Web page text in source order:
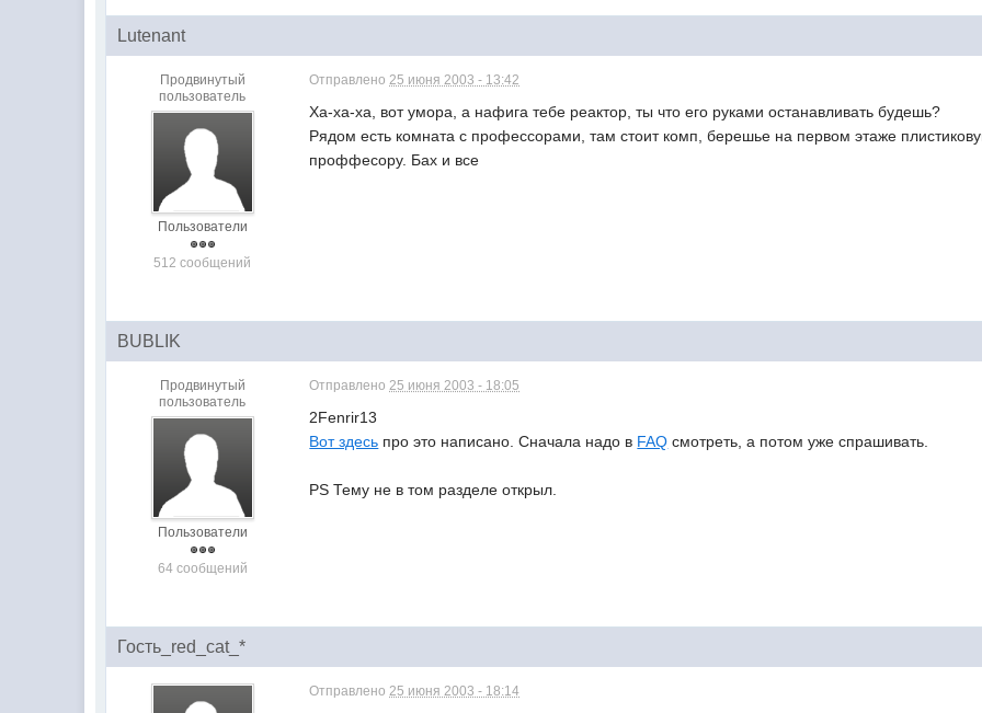
Lutenant
Продвинутый
пользователь
Пользователи
512 сообщений
Отправлено25 июня 2003 - 13:42
Ха-ха-ха, вот умора, а нафига тебе реактор, ты что его руками останавливать будешь?
Рядом есть комната с профессорами, там стоит комп, берешье на первом этаже
проффесору. Бах и все
BUBLIK
Продвинутый
пользователь
Пользователи
64 сообщений
Отправлено25 июня 2003 - 18:05
2Fenrir13
Вот здесь про это написано. Сначала надо в FAQ смотреть, а потом уже спрашивать.
PS Тему не в том разделе открыл.
Гость_red_cat_*
Отправлено25 июня 2003 - 18:14